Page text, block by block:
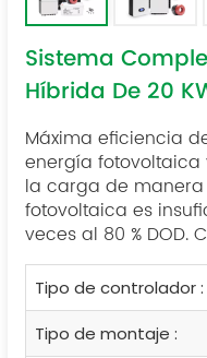
Sistema
Híbrida De 20
Máxima eficiencia
energía
la carga de
fotovoltaica es
veces al 80 %
Tipo de controlador :
Tipo de montaje :